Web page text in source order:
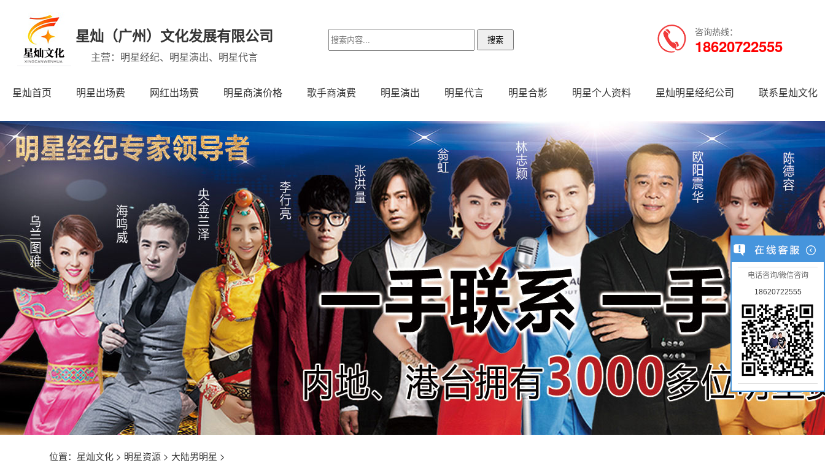
星灿（广州）文化发展有限公司
主营：明星经纪、明星演出、明星代言
咨询热线：
18620722555
星灿首页 明星出场费 网红出场费 明星商演价格 歌手商演费 明星演出 明星代言 明星合影 明星个人资料 星灿明星经纪公司 联系星灿文化
位置： 星灿文化> 明星资源> 大陆男明星 >
电话咨询/微信咨询
18620722555